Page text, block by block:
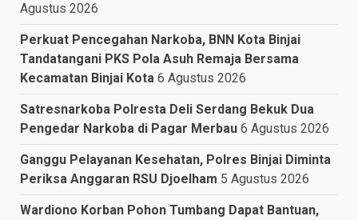
Agustus 2026
Perkuat Pencegahan Narkoba, BNN Kota Binjai
Tandatangani PKS Pola Asuh Remaja Bersama
Kecamatan Binjai Kota 6 Agustus 2026
Satresnarkoba Polresta Deli Serdang Bekuk Dua
Pengedar Narkoba di Pagar Merbau 6 Agustus 2026
Ganggu Pelayanan Kesehatan, Polres Binjai Diminta
Periksa Anggaran RSU Djoelham 5 Agustus 2026
Wardiono Korban Pohon Tumbang Dapat Bantuan,